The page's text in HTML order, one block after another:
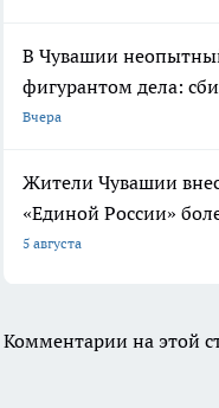
В Чувашии
фигурантом дела:
Вчера
Жители Чувашии
«Единой России»
5 августа
Комментарии на этой